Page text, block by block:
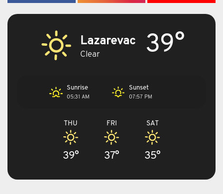
Lazarevac
Clear 39°
Sunrise
05:31 AM
Sunset
07:57 PM
THU
39°
FRI
37°
SAT
35°